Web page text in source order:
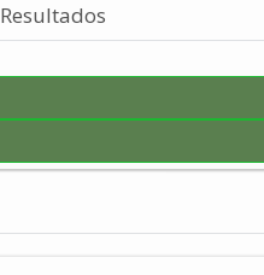
Resultados